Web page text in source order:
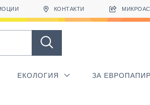
КОНТАКТИ
ЕКОЛОГИЯ ЗА ЕВРОПАПИР